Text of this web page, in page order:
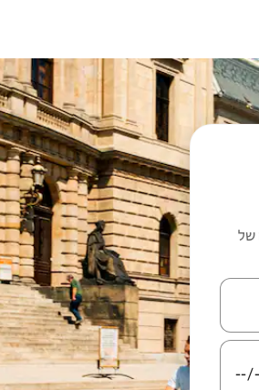
של
למעלה ולמטה או לעיין בעזרת תנועות מגע או